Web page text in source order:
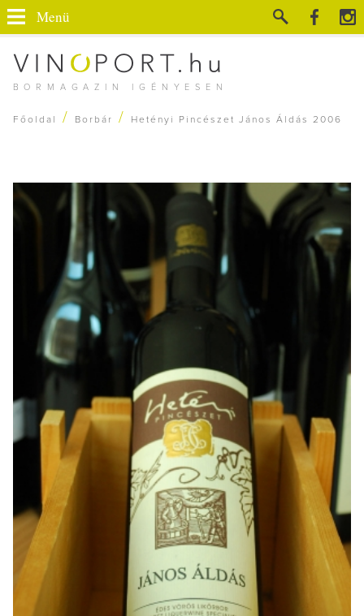
BORMAGAZIN IGÉNYESEN
Menü
Főoldal / Borbár / Hetényi Pincészet János Áldás 2006